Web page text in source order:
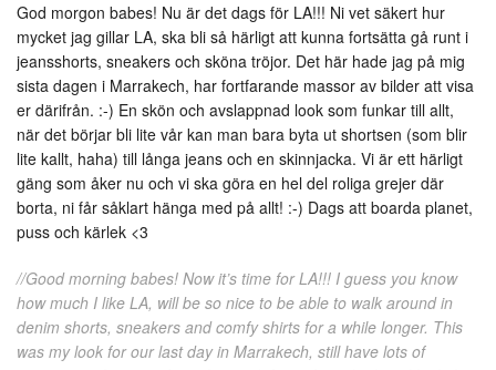
God morgon babes! Nu är det dags för LA!!! Ni vet säkert hur
mycket jag gillar LA, ska bli så härligt att kunna fortsätta gå runt i
jeansshorts, sneakers och sköna tröjor. Det här hade jag på mig
sista dagen i Marrakech, har fortfarande massor av bilder att visa
er därifrån. :-) En skön och avslappnad look som funkar till allt,
när det börjar bli lite vår kan man bara byta ut shortsen (som blir
lite kallt, haha) till långa jeans och en skinnjacka. Vi är ett härligt
gäng som åker nu och vi ska göra en hel del roliga grejer där
borta, ni får såklart hänga med på allt! :-) Dags att boarda planet,
puss och kärlek <3
//Good morning babes! Now it’s time for LA!!! I guess you know
how much I like LA, will be so nice to be able to walk around in
denim shorts, sneakers and comfy shirts for a while longer. This
was my look for our last day in Marrakech, still have lots of